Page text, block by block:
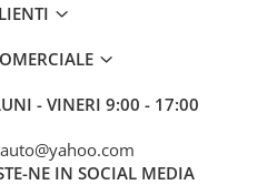
- VINERI 9:00 - 17:00
NE IN SOCIAL MEDIA